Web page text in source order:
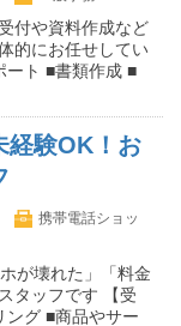
付や資料作成など
的にお任せしてい
ート ■書類作成 ■
経験OK！お
携帯電話ショッ
が壊れた」「料金
タッフです 【受
ング ■商品やサー